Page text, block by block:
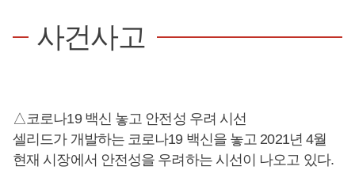
사건사고
△코로나19 백신 놓고 안전성 우려 시선
셀리드가 개발하는 코로나19 백신을 놓고 2021년 4월
현재 시장에서 안전성을 우려하는 시선이 나오고 있다.